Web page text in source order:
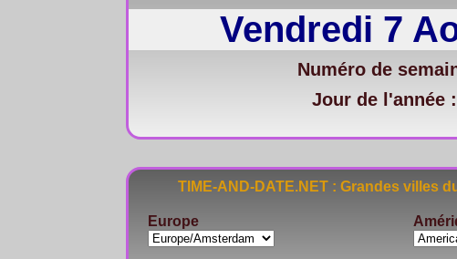
Vendredi 7
Numéro de
Jour de l'année
TIME-AND-DATE.NET : Grandes
Europe